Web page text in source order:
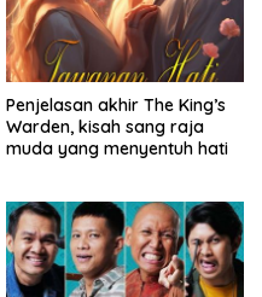
Penjelasan akhir The King’s
Warden, kisah sang raja
muda yang menyentuh hati